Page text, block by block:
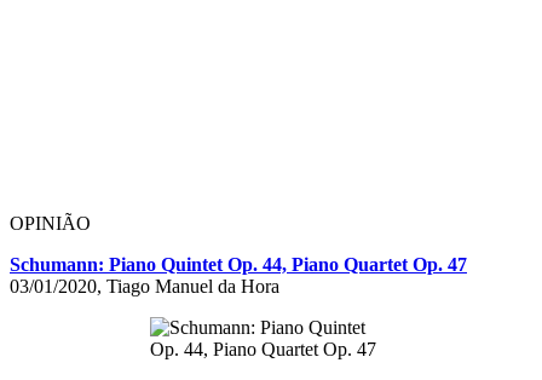
OPINIÃO
Schumann: Piano Quintet Op. 44, Piano Quartet Op. 47
03/01/2020, Tiago Manuel da Hora